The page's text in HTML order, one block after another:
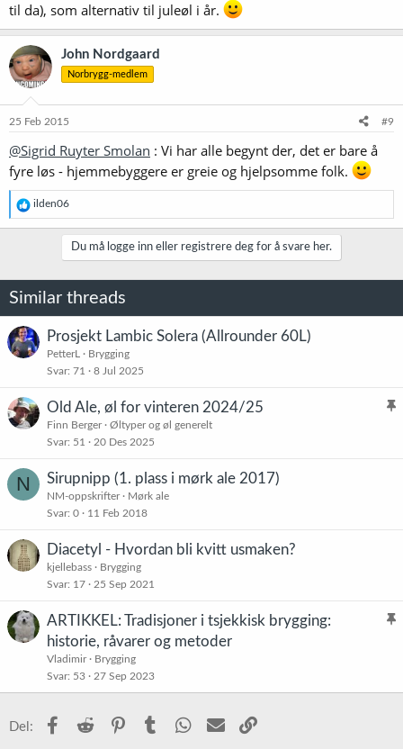
til da), som alternativ til juleøl i år.
John Nordgaard
Norbrygg-medlem
25 Feb 2015 #9
@Sigrid Ruyter Smolan : Vi har alle begynt der, det er bare å
fyre løs - hjemmebyggere er greie og hjelpsomme folk.
R
e
a
n
e
r
:
ilden06
Du må logge inn eller registrere deg for å svare her.
Similar threads
Prosjekt Lambic Solera (Allrounder 60L)
PetterL
Brygging
Svar 71 8 Jul 2025
K
Old Ale, øl for vinteren 2024/25
Finn Berger
Øltyper og øl generelt
Svar 51 20 Des 2025
N Sirupnipp (1. plass i mørk ale 2017)
NM-oppskrifter
Mørk ale
Svar 0 11 Feb 2018
Diacetyl - Hvordan bli kvitt usmaken?
kjellebass
Brygging
Svar 17 25 Sep 2021
K
t
ARTIKKEL: Tradisjoner i tsjekkisk brygging:
historie, råvarer og metoder
Vladimir
Brygging
Svar 53 27 Sep 2023
Del: Facebook
Reddit PinterestTumblr WhatsApp
E-post